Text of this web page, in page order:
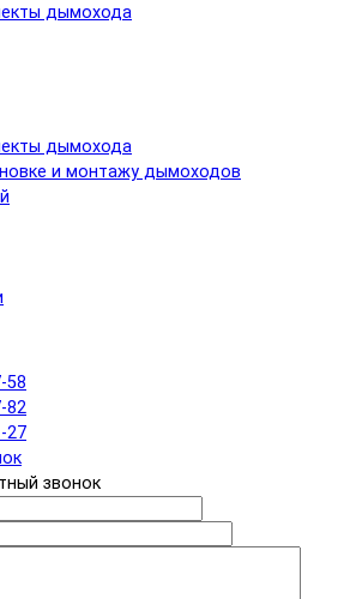
дымохода
дымохода
и монтажу дымоходов
58
82
27
звонок